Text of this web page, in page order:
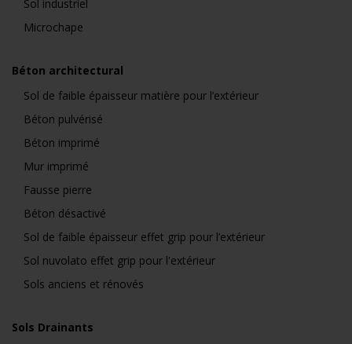
Sol industriel
Microchape
Béton architectural
Sol de faible épaisseur matière pour l’extérieur
Béton pulvérisé
Béton imprimé
Mur imprimé
Fausse pierre
Béton désactivé
Sol de faible épaisseur effet grip pour l’extérieur
Sol nuvolato effet grip pour l'extérieur
Sols anciens et rénovés
Sols Drainants